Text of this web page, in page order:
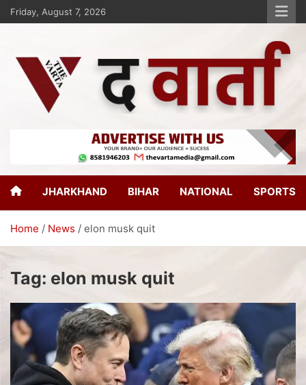
Friday, August 7, 2026
The Varta
JHARKHAND BIHAR NATIONAL SPORTS
Home News elon musk quit
Tag: elon musk quit